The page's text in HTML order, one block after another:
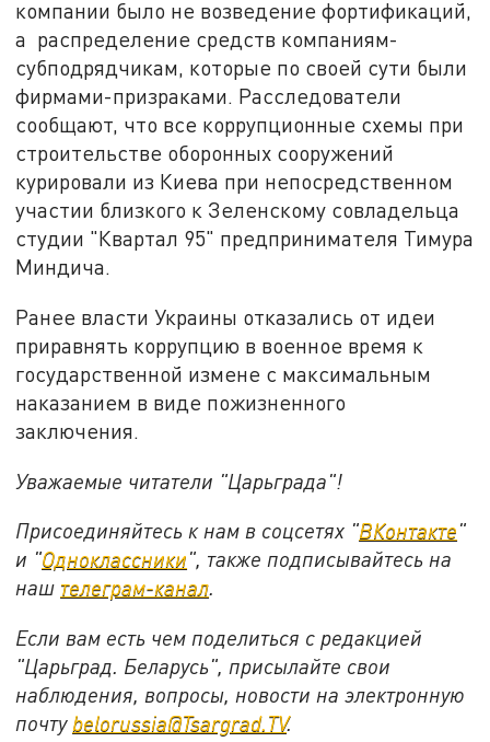
компании было не возведение фортификаций,
а распределение средств компаниям-
субподрядчикам, которые по своей сути были
фирмами-призраками. Расследователи
сообщают, что все коррупционные схемы при
строительстве оборонных сооружений
курировали из Киева при непосредственном
участии близкого к Зеленскому совладельца
студии "Квартал 95" предпринимателя Тимура
Миндича.
Ранее власти Украины отказались от идеи
приравнять коррупцию в военное время к
государственной измене с максимальным
наказанием в виде пожизненного
заключения.
Уважаемые читатели "Царьграда"!
Присоединяйтесь к нам в соцсетях "ВКонтакте"
и "Одноклассники", также подписывайтесь на
наш телеграм-канал.
Если вам есть чем поделиться с редакцией
"Царьград. Беларусь", присылайте свои
наблюдения, вопросы, новости на электронную
почту belorussia@Tsargrad.TV.